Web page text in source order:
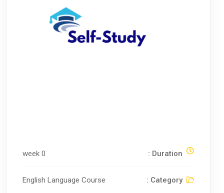
Duration :
0 week
Category :
English Language Course